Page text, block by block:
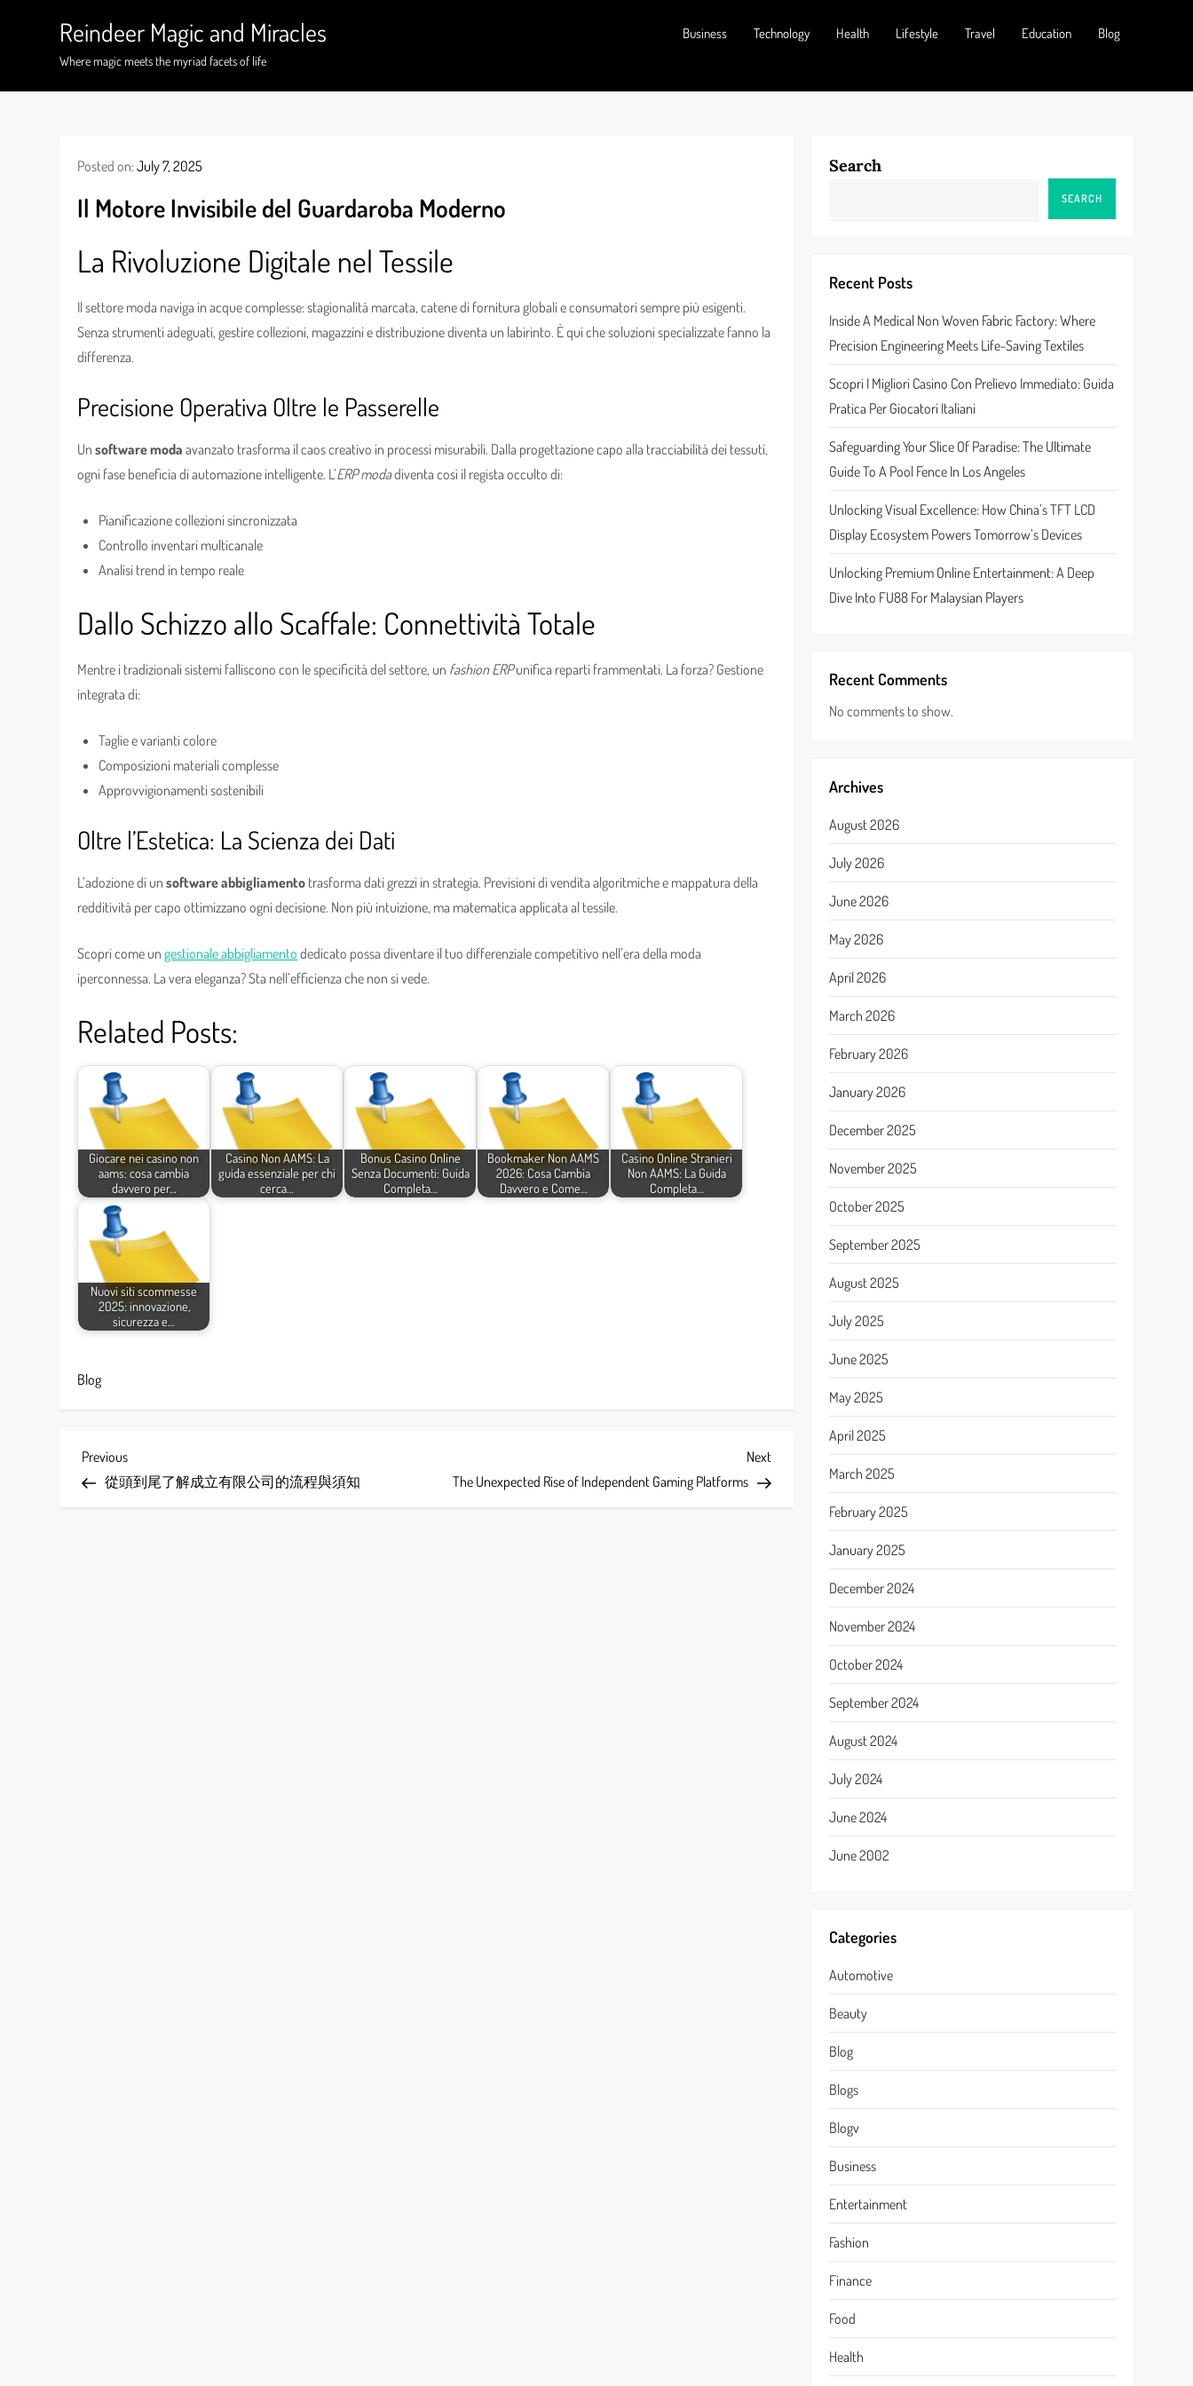
Reindeer Magic and Miracles
Where magic meets the myriad facets of life
Business Technology Health Lifestyle Travel Education Blog
Posted on:July 7, 2025
Il Motore Invisibile del Guardaroba Moderno
La Rivoluzione Digitale nel Tessile
Il settore moda naviga in acque complesse: stagionalità marcata, catene di fornitura globali e consumatori sempre più esigenti.
Senza strumenti adeguati, gestire collezioni, magazzini e distribuzione diventa un labirinto. È qui che soluzioni specializzate fanno la
differenza.
Precisione Operativa Oltre le Passerelle
Unsoftware moda avanzato trasforma il caos creativo in processi misurabili. Dalla progettazione capo alla tracciabilità dei tessuti,
ogni fase beneficia di automazione intelligente. L’ERP modadiventa così il regista occulto di:
Pianificazione collezioni sincronizzata
Controllo inventari multicanale
Analisi trend in tempo reale
Dallo Schizzo allo Scaffale: Connettività Totale
Mentre i tradizionali sistemi falliscono con le specificità del settore, un fashion ERPunifica reparti frammentati. La forza? Gestione
integrata di:
Taglie e varianti colore
Composizioni materiali complesse
Approvvigionamenti sostenibili
Oltre l’Estetica: La Scienza dei Dati
L’adozione di unsoftware abbigliamento trasforma dati grezzi in strategia. Previsioni di vendita algoritmiche e mappatura della
redditività per capo ottimizzano ogni decisione. Non più intuizione, ma matematica applicata al tessile.
Scopri come ungestionale abbigliamento dedicato possa diventare il tuo differenziale competitivo nell’era della moda
iperconnessa. La vera eleganza? Sta nell’efficienza che non si vede.
Related Posts:
Giocare nei casino non
aams: cosa cambia
davvero per…
Casino Non AAMS: La
guida essenziale per chi
cerca…
Bonus Casino Online
Senza Documenti: Guida
Completa…
Bookmaker Non AAMS
2026: Cosa Cambia
Davvero e Come…
Casino Online Stranieri
Non AAMS: La Guida
Completa…
Nuovi siti scommesse
2025: innovazione,
sicurezza e…
Blog
P
o
Previous
Post
Previous
從頭到尾了解成立有限公司的流程與須知
Next
Post
Next
The Unexpected Rise of Independent Gaming Platforms
Search
SEARCH
Recent Posts
Inside A Medical Non Woven Fabric Factory: Where
Precision Engineering Meets Life-Saving Textiles
Scopri I Migliori Casino Con Prelievo Immediato: Guida
Pratica Per Giocatori Italiani
Safeguarding Your Slice Of Paradise: The Ultimate
Guide To A Pool Fence In Los Angeles
Unlocking Visual Excellence: How China’s TFT LCD
Display Ecosystem Powers Tomorrow’s Devices
Unlocking Premium Online Entertainment: A Deep
Dive Into FU88 For Malaysian Players
Recent Comments
No comments to show.
Archives
August 2026
July 2026
June 2026
May 2026
April 2026
March 2026
February 2026
January 2026
December 2025
November 2025
October 2025
September 2025
August 2025
July 2025
June 2025
May 2025
April 2025
March 2025
February 2025
January 2025
December 2024
November 2024
October 2024
September 2024
August 2024
July 2024
June 2024
June 2002
Categories
Automotive
Beauty
Blog
Blogs
Blogv
Business
Entertainment
Fashion
Finance
Food
Health